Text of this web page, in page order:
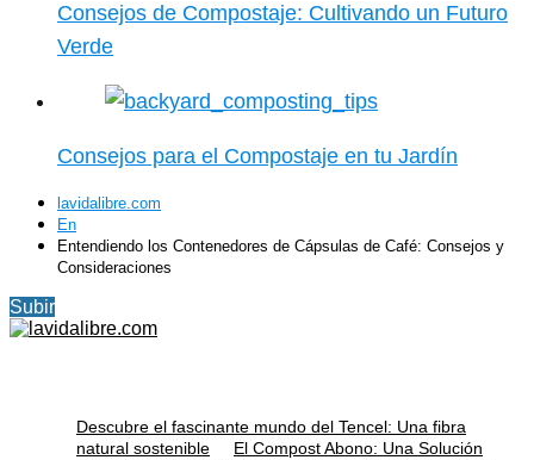
Consejos de Compostaje: Cultivando un Futuro
Verde
Consejos para el Compostaje en tu Jardín
lavidalibre.com
En
Entendiendo los Contenedores de Cápsulas de Café: Consejos y
Consideraciones
Subir
Descubre el fascinante mundo del Tencel: Una fibra
natural sostenible
El Compost Abono: Una Solución